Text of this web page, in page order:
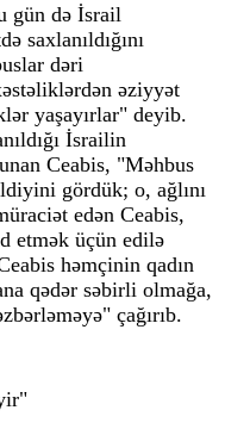
gün də İsrail
saxlanıldığını
dəri
əziyyət
yaşayırlar" deyib.
İsrailin
Ceabis, "Məhbus
gördük; o, ağlını
edən Ceabis,
etmək üçün edilə
həmçinin qadın
qədər səbirli olmağa,
çağırıb.